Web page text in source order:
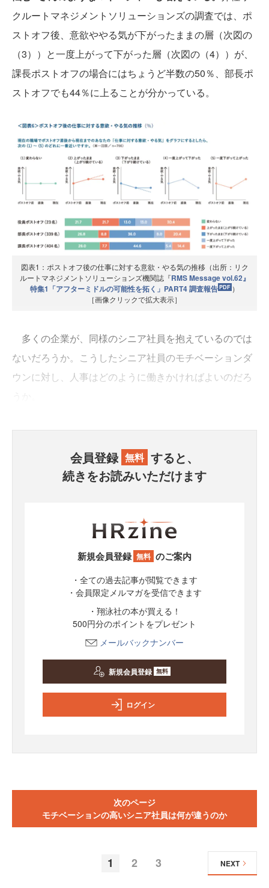
クルートマネジメントソリューションズの調査では、ポ
ストオフ後、意欲ややる気が下がったままの層（次図の
（3））と一度上がって下がった層（次図の（4））が、
課長ポストオフの場合にはちょうど半数の50％、部長ポ
ストオフでも44％に上ることが分かっている。
図表1：ポストオフ後の仕事に対する意欲・やる気の推移（出所：リク
ルートマネジメントソリューションズ機関誌『RMS Message vol.62』
特集1「アフターミドルの可能性を拓く」PART4 調査報告
）
［画像クリックで拡大表示］
多くの企業が、同様のシニア社員を抱えているのでは
ないだろうか。こうしたシニア社員のモチベーションダ
ウンに対し、人事はどのように働きかければよいのだろ
会員登録 無料 すると、
続きをお読みいただけます
新規会員登録 無料 のご案内
・全ての過去記事が閲覧できます
・会員限定メルマガを受信できます
・翔泳社の本が買える！
500円分のポイントをプレゼント
メールバックナンバー
新規会員登録 無料
ログイン
次のページ
モチベーションの高いシニア社員は何が違うのか
1 2 3 NEXT